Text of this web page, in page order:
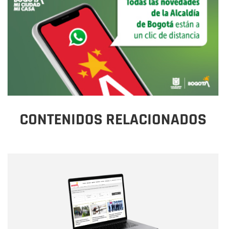
CONTENIDOS RELACIONADOS
Correo electrónico